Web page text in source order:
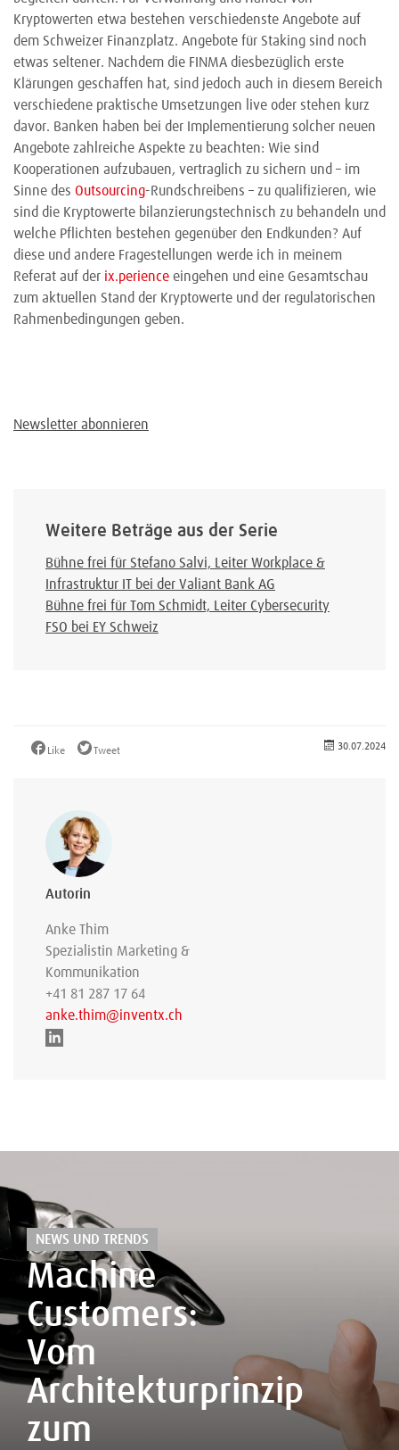
Kryptowerten etwa bestehen verschiedenste Angebote auf
dem Schweizer Finanzplatz. Angebote für Staking sind noch
etwas seltener. Nachdem die FINMA diesbezüglich erste
Klärungen geschaffen hat, sind jedoch auch in diesem Bereich
verschiedene praktische Umsetzungen live oder stehen kurz
davor. Banken haben bei der Implementierung solcher neuen
Angebote zahlreiche Aspekte zu beachten: Wie sind
Kooperationen aufzubauen, vertraglich zu sichern und – im
Sinne des Outsourcing-Rundschreibens – zu qualifizieren, wie
sind die Kryptowerte bilanzierungstechnisch zu behandeln und
welche Pflichten bestehen gegenüber den Endkunden? Auf
diese und andere Fragestellungen werde ich in meinem
Referat auf der ix.perience eingehen und eine Gesamtschau
zum aktuellen Stand der Kryptowerte und der regulatorischen
Rahmenbedingungen geben.
Newsletter abonnieren
Weitere Beträge aus der Serie
Bühne frei für Stefano Salvi, Leiter Workplace &
Infrastruktur IT bei der Valiant Bank AG
Bühne frei für Tom Schmidt, Leiter Cybersecurity
FSO bei EY Schweiz
Like Tweet 30.07.2024
Autorin
Anke Thim
Spezialistin Marketing &
Kommunikation
+41 81 287 17 64
anke.thim@inventx.ch
NEWS UND TRENDS
Machine
Customers:
Vom
Architekturprinzip
zum